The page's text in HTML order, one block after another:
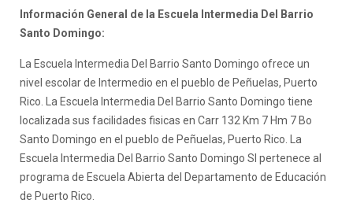
Información General de la Escuela Intermedia Del Barrio
Santo Domingo:
La Escuela Intermedia Del Barrio Santo Domingo ofrece un
nivel escolar de Intermedio en el pueblo de Peñuelas, Puerto
Rico. La Escuela Intermedia Del Barrio Santo Domingo tiene
localizada sus facilidades fisicas en Carr 132 Km 7 Hm 7 Bo
Santo Domingo en el pueblo de Peñuelas, Puerto Rico. La
Escuela Intermedia Del Barrio Santo Domingo SI pertenece al
programa de Escuela Abierta del Departamento de Educación
de Puerto Rico.